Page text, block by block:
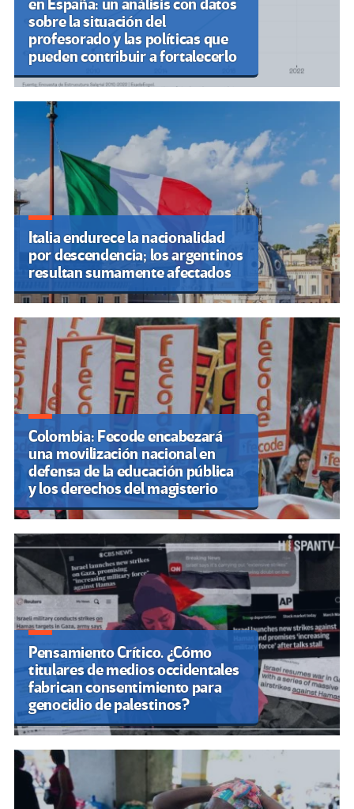
en España: un análisis con datos
sobre la situación del
profesorado y las políticas que
pueden contribuir a fortalecerlo
Italia endurece la nacionalidad
por descendencia; los argentinos
resultan sumamente afectados
Colombia: Fecode encabezará
una movilización nacional en
defensa de la educación pública
y los derechos del magisterio
Pensamiento Crítico. ¿Cómo
titulares de medios occidentales
fabrican consentimiento para
genocidio de palestinos?